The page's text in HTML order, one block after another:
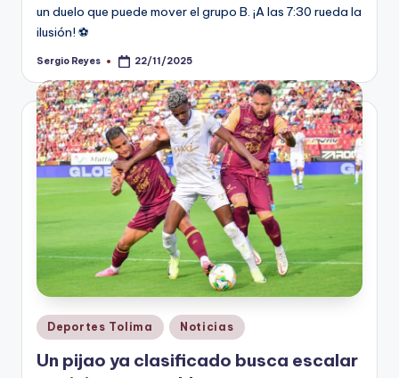
un duelo que puede mover el grupo B. ¡A las 7:30 rueda la
ilusión! ⚽
Publicado
Sergio Reyes 22/11/2025
Publicado
en
Deportes Tolima Noticias
Un pijao ya clasificado busca escalar